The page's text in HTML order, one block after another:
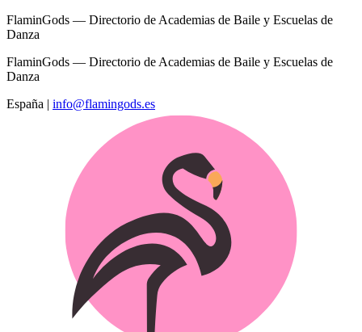
FlaminGods — Directorio de Academias de Baile y Escuelas de
Danza
FlaminGods — Directorio de Academias de Baile y Escuelas de
Danza
España | info@flamingods.es